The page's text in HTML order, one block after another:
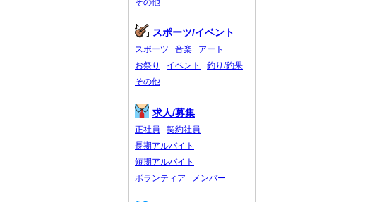
スポーツ/イベント
スポーツ 音楽
アート
お祭り
イベント
釣り/釣果
その他
求人/募集
正社員
契約社員
長期アルバイト
短期アルバイト
ボランティア
メンバー